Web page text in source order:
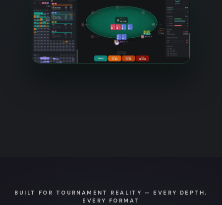
BUILT FOR TOURNAMENT REALITY — EVERY DEPTH,
EVERY FORMAT